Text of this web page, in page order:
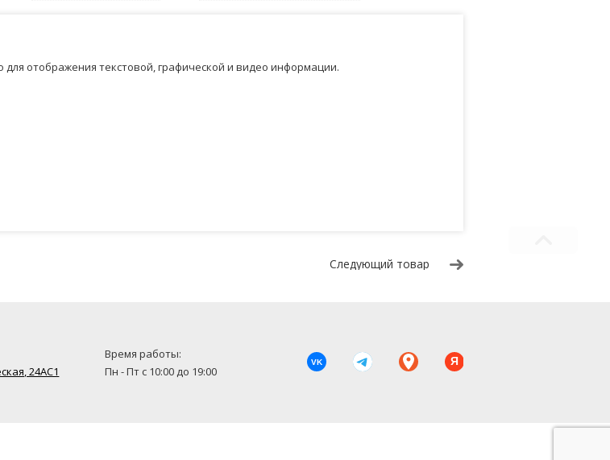
отображения текстовой, графической и видео информации.
Следующий товар
24AC1
Время работы:
Пн - Пт с 10:00 до 19:00
VK Я